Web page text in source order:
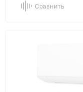
Сравнить